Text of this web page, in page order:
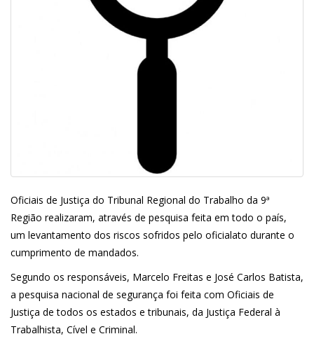
Oficiais de Justiça do Tribunal Regional do Trabalho da 9ª
Região realizaram, através de pesquisa feita em todo o país,
um levantamento dos riscos sofridos pelo oficialato durante o
cumprimento de mandados.
Segundo os responsáveis, Marcelo Freitas e José Carlos Batista,
a pesquisa nacional de segurança foi feita com Oficiais de
Justiça de todos os estados e tribunais, da Justiça Federal à
Trabalhista, Cível e Criminal.